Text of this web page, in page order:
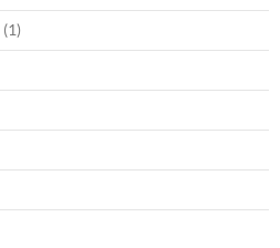
(1)